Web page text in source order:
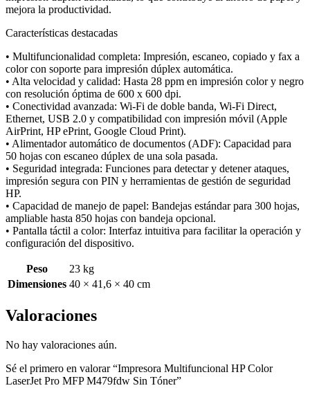
mejora la productividad.
Características destacadas
• Multifuncionalidad completa: Impresión, escaneo, copiado y fax a
color con soporte para impresión dúplex automática.
• Alta velocidad y calidad: Hasta 28 ppm en impresión color y negro
con resolución óptima de 600 x 600 dpi.
• Conectividad avanzada: Wi-Fi de doble banda, Wi-Fi Direct,
Ethernet, USB 2.0 y compatibilidad con impresión móvil (Apple
AirPrint, HP ePrint, Google Cloud Print).
• Alimentador automático de documentos (ADF): Capacidad para
50 hojas con escaneo dúplex de una sola pasada.
• Seguridad integrada: Funciones para detectar y detener ataques,
impresión segura con PIN y herramientas de gestión de seguridad
HP.
• Capacidad de manejo de papel: Bandejas estándar para 300 hojas,
ampliable hasta 850 hojas con bandeja opcional.
• Pantalla táctil a color: Interfaz intuitiva para facilitar la operación y
configuración del dispositivo.
Peso
23 kg
Dimensiones 40 × 41,6 × 40 cm
Valoraciones
No hay valoraciones aún.
Sé el primero en valorar “Impresora Multifuncional HP Color
LaserJet Pro MFP M479fdw Sin Tóner”